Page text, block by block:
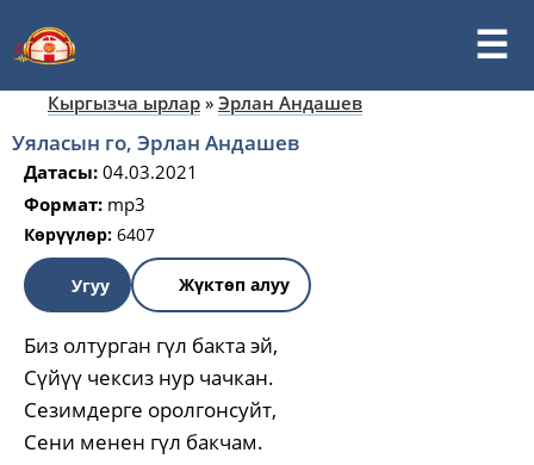
Кыргызча ырлар » Эрлан Андашев
Уяласын го, Эрлан Андашев
Датасы: 04.03.2021
Формат: mp3
Көрүүлөр: 6407
Угуу Жүктөп алуу
Биз олтурган гүл бакта эй,
Сүйүү чексиз нур чачкан.
Сезимдерге оролгонсуйт,
Сени менен гүл бакчам.